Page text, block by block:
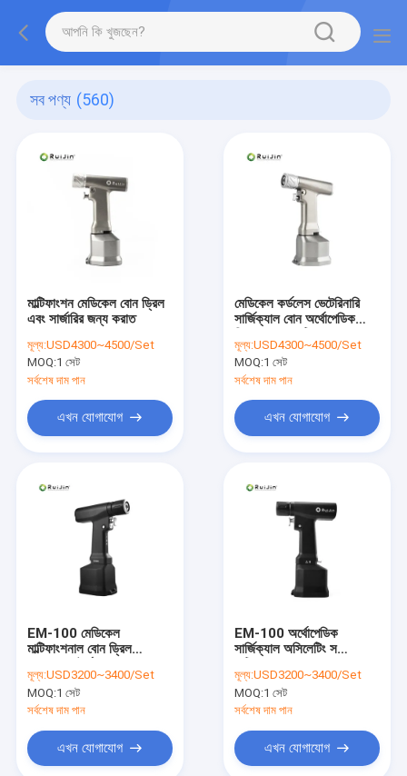
সব পণ্য (560)
মাল্টিফাংশন মেডিকেল বোন ড্রিল
এবং সার্জারির জন্য করাত
মূল্য:USD4300~4500/Set
MOQ:1 সেট
সর্বশেষ দাম পান
এখন যোগাযোগ
মেডিকেল কর্ডলেস ভেটেরিনারি
সার্জিক্যাল বোন অর্থোপেডিক
মূল্য:USD4300~4500/Set
MOQ:1 সেট
সর্বশেষ দাম পান
এখন যোগাযোগ
EM-100 মেডিকেল
মাল্টিফাংশনাল বোন ড্রিল
মূল্য:USD3200~3400/Set
MOQ:1 সেট
সর্বশেষ দাম পান
এখন যোগাযোগ
EM-100 অর্থোপেডিক
সার্জিক্যাল অসিলেটিং স
মূল্য:USD3200~3400/Set
MOQ:1 সেট
সর্বশেষ দাম পান
এখন যোগাযোগ